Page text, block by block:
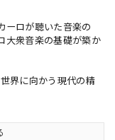
ロが聴いた音楽の
大衆音楽の基礎が築か
界に向かう現代の精